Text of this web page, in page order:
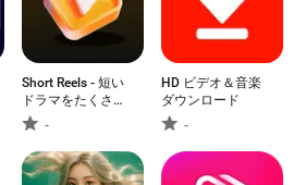
Short Reels - 短い
ドラマをたくさん
見る -
HD ビデオ＆音楽
ダウンロード
-